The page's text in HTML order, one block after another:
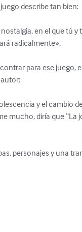
describe tan bien:
en el que tú
radicalmente».
para ese
y el cambio
mucho, diría que
personajes y una